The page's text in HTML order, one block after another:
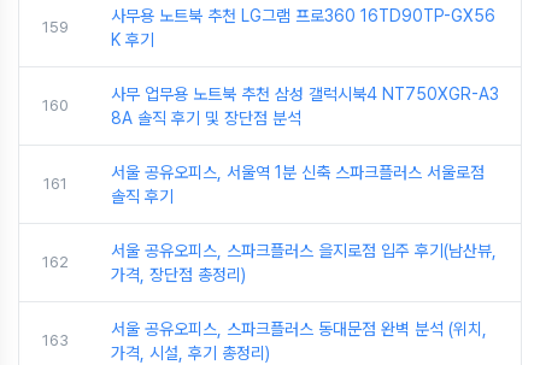
159
사무용 노트북 추천 LG그램 프로360 16TD90TP-GX56
K 후기
160
사무 업무용 노트북 추천 삼성 갤럭시북4 NT750XGR-A3
8A 솔직 후기 및 장단점 분석
161
서울 공유오피스, 서울역 1분 신축 스파크플러스 서울로점
솔직 후기
162
서울 공유오피스, 스파크플러스 을지로점 입주 후기(남산뷰,
가격, 장단점 총정리)
163
서울 공유오피스, 스파크플러스 동대문점 완벽 분석 (위치,
가격, 시설, 후기 총정리)